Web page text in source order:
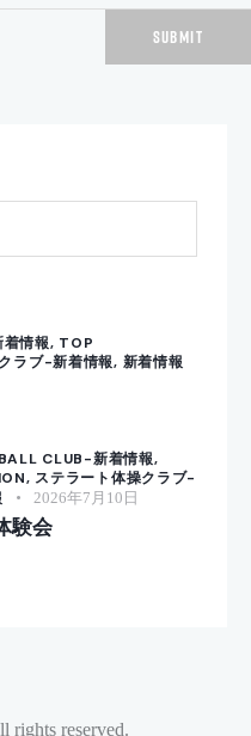
SUBMIT
情報, TOP
ラブ-新着情報, 新着情報
CLUB-新着情報,
ステラート体操クラブ-
2026年7月10日
験会
rights reserved.